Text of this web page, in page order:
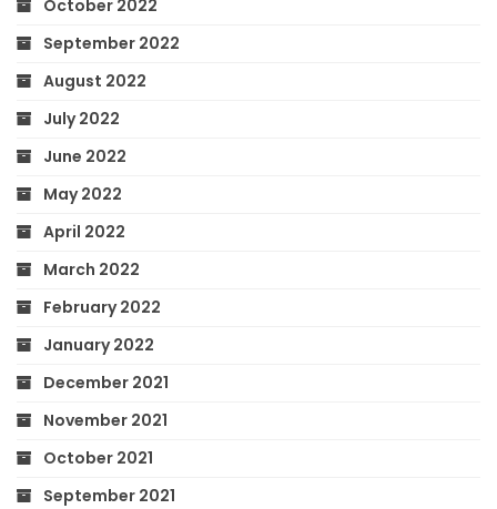
October 2022
September 2022
August 2022
July 2022
June 2022
May 2022
April 2022
March 2022
February 2022
January 2022
December 2021
November 2021
October 2021
September 2021